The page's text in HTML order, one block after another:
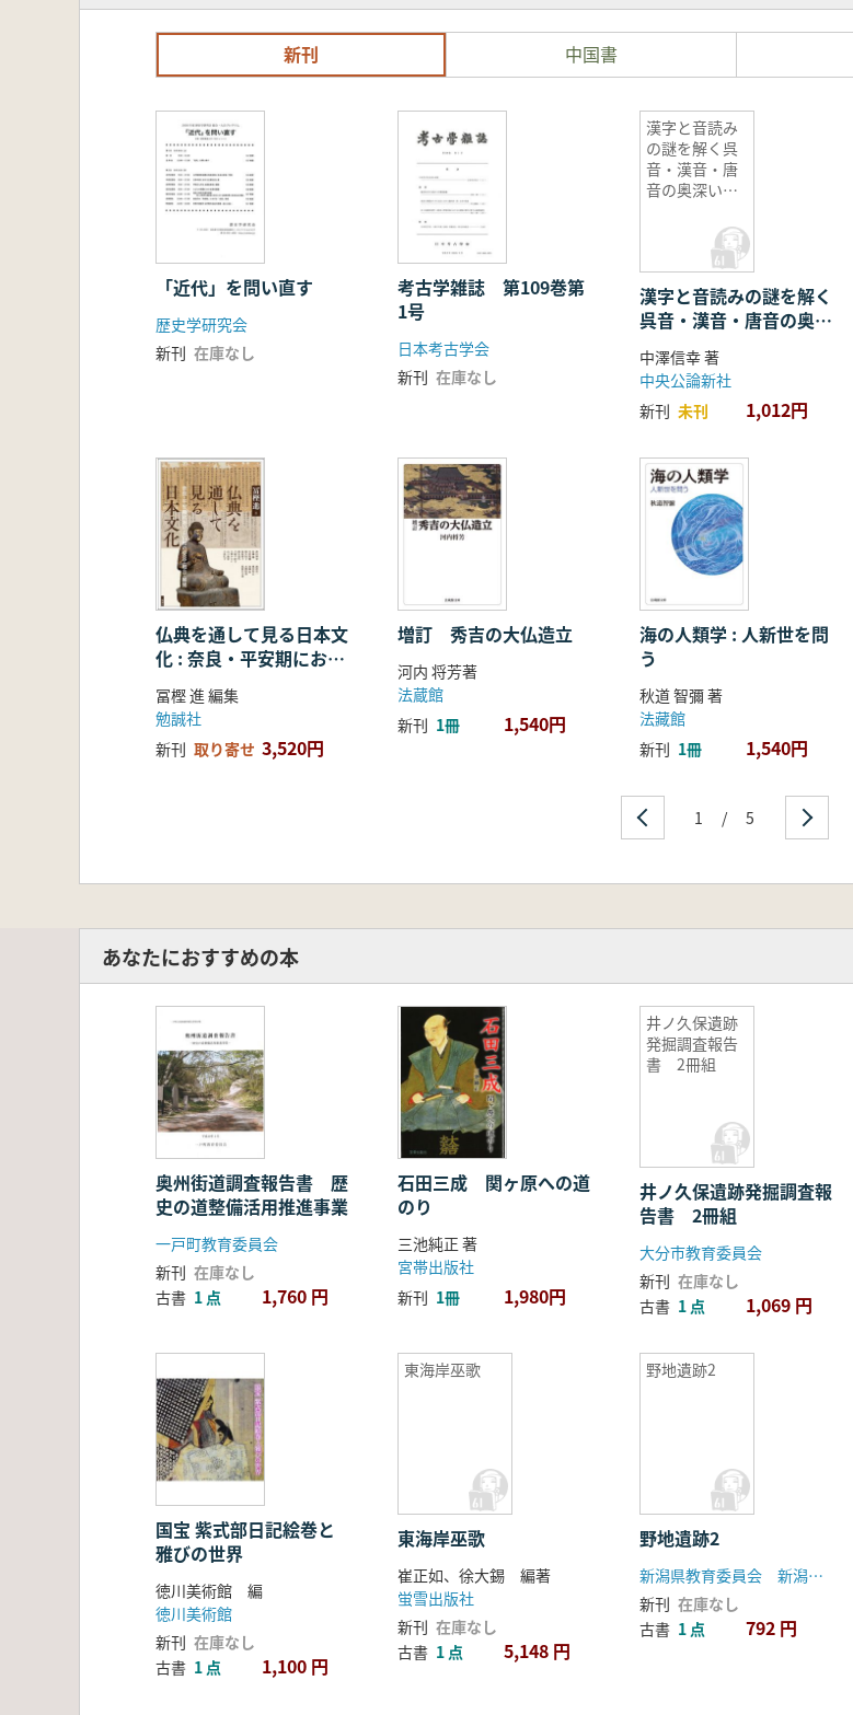
新刊 中国書
「近代」を問い直す
歴史学研究会
新刊 在庫なし
考古学雑誌 第109巻第
1号
日本考古学会
新刊 在庫なし
漢字と音読み
の謎を解く呉
音・漢音・唐
音の奥深い世
漢字と音読みの謎を解く
呉音・漢音・唐音の奥深
い世界
中澤信幸 著
中央公論新社
新刊 未刊 1,012円
仏典を通して見る日本文
化 : 奈良・平安期におけ
る仏教の受容・融合・展
開
冨樫 進 編集
勉誠社
新刊 取り寄せ 3,520円
増訂 秀吉の大仏造立
河内 将芳著
法蔵館
新刊 1冊 1,540円
海の人類学 : 人新世を問
う
秋道 智彌 著
法藏館
新刊 1冊 1,540円
1 / 5
あなたにおすすめの本
奥州街道調査報告書 歴
史の道整備活用推進事業
一戸町教育委員会
新刊 在庫なし
古書 1 点 1,760 円
石田三成 関ヶ原への道
のり
三池純正 著
宮帯出版社
新刊 1冊 1,980円
井ノ久保遺跡
発掘調査報告
書 2冊組
井ノ久保遺跡発掘調査報
告書 2冊組
大分市教育委員会
新刊 在庫なし
古書 1 点 1,069 円
国宝 紫式部日記絵巻と
雅びの世界
徳川美術館 編
徳川美術館
新刊 在庫なし
古書 1 点 1,100 円
東海岸巫歌
東海岸巫歌
崔正如、徐大錫 編著
蛍雪出版社
新刊 在庫なし
古書 1 点 5,148 円
野地遺跡2
野地遺跡2
新潟県教育委員会 新潟県埋蔵文化財調査事業団
新刊 在庫なし
古書 1 点 792 円